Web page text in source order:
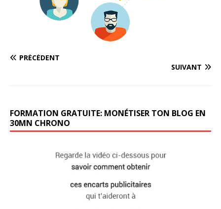
PRÉCÉDENT
SUIVANT
FORMATION GRATUITE: MONÉTISER TON BLOG EN
30MN CHRONO